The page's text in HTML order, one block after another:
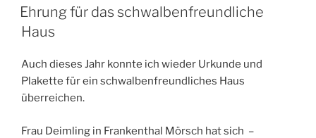
AM
Ehrung für das schwalbenfreundliche
Haus
Auch dieses Jahr konnte ich wieder Urkunde und
Plakette für ein schwalbenfreundliches Haus
überreichen.
Frau Deimling in Frankenthal Mörsch hat sich –